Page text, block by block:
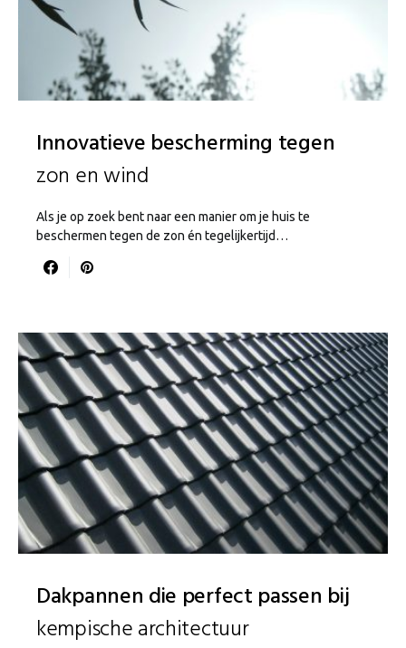
Innovatieve bescherming tegen
zon en wind
Als je op zoek bent naar een manier om je huis te
beschermen tegen de zon én tegelijkertijd…
Dakpannen die perfect passen bij
kempische architectuur